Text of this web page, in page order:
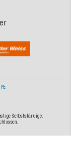
Selbstständige.